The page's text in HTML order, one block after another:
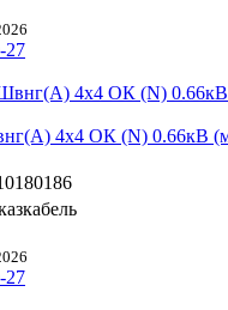
27
4х4 ОК (N) 0.66кВ
27